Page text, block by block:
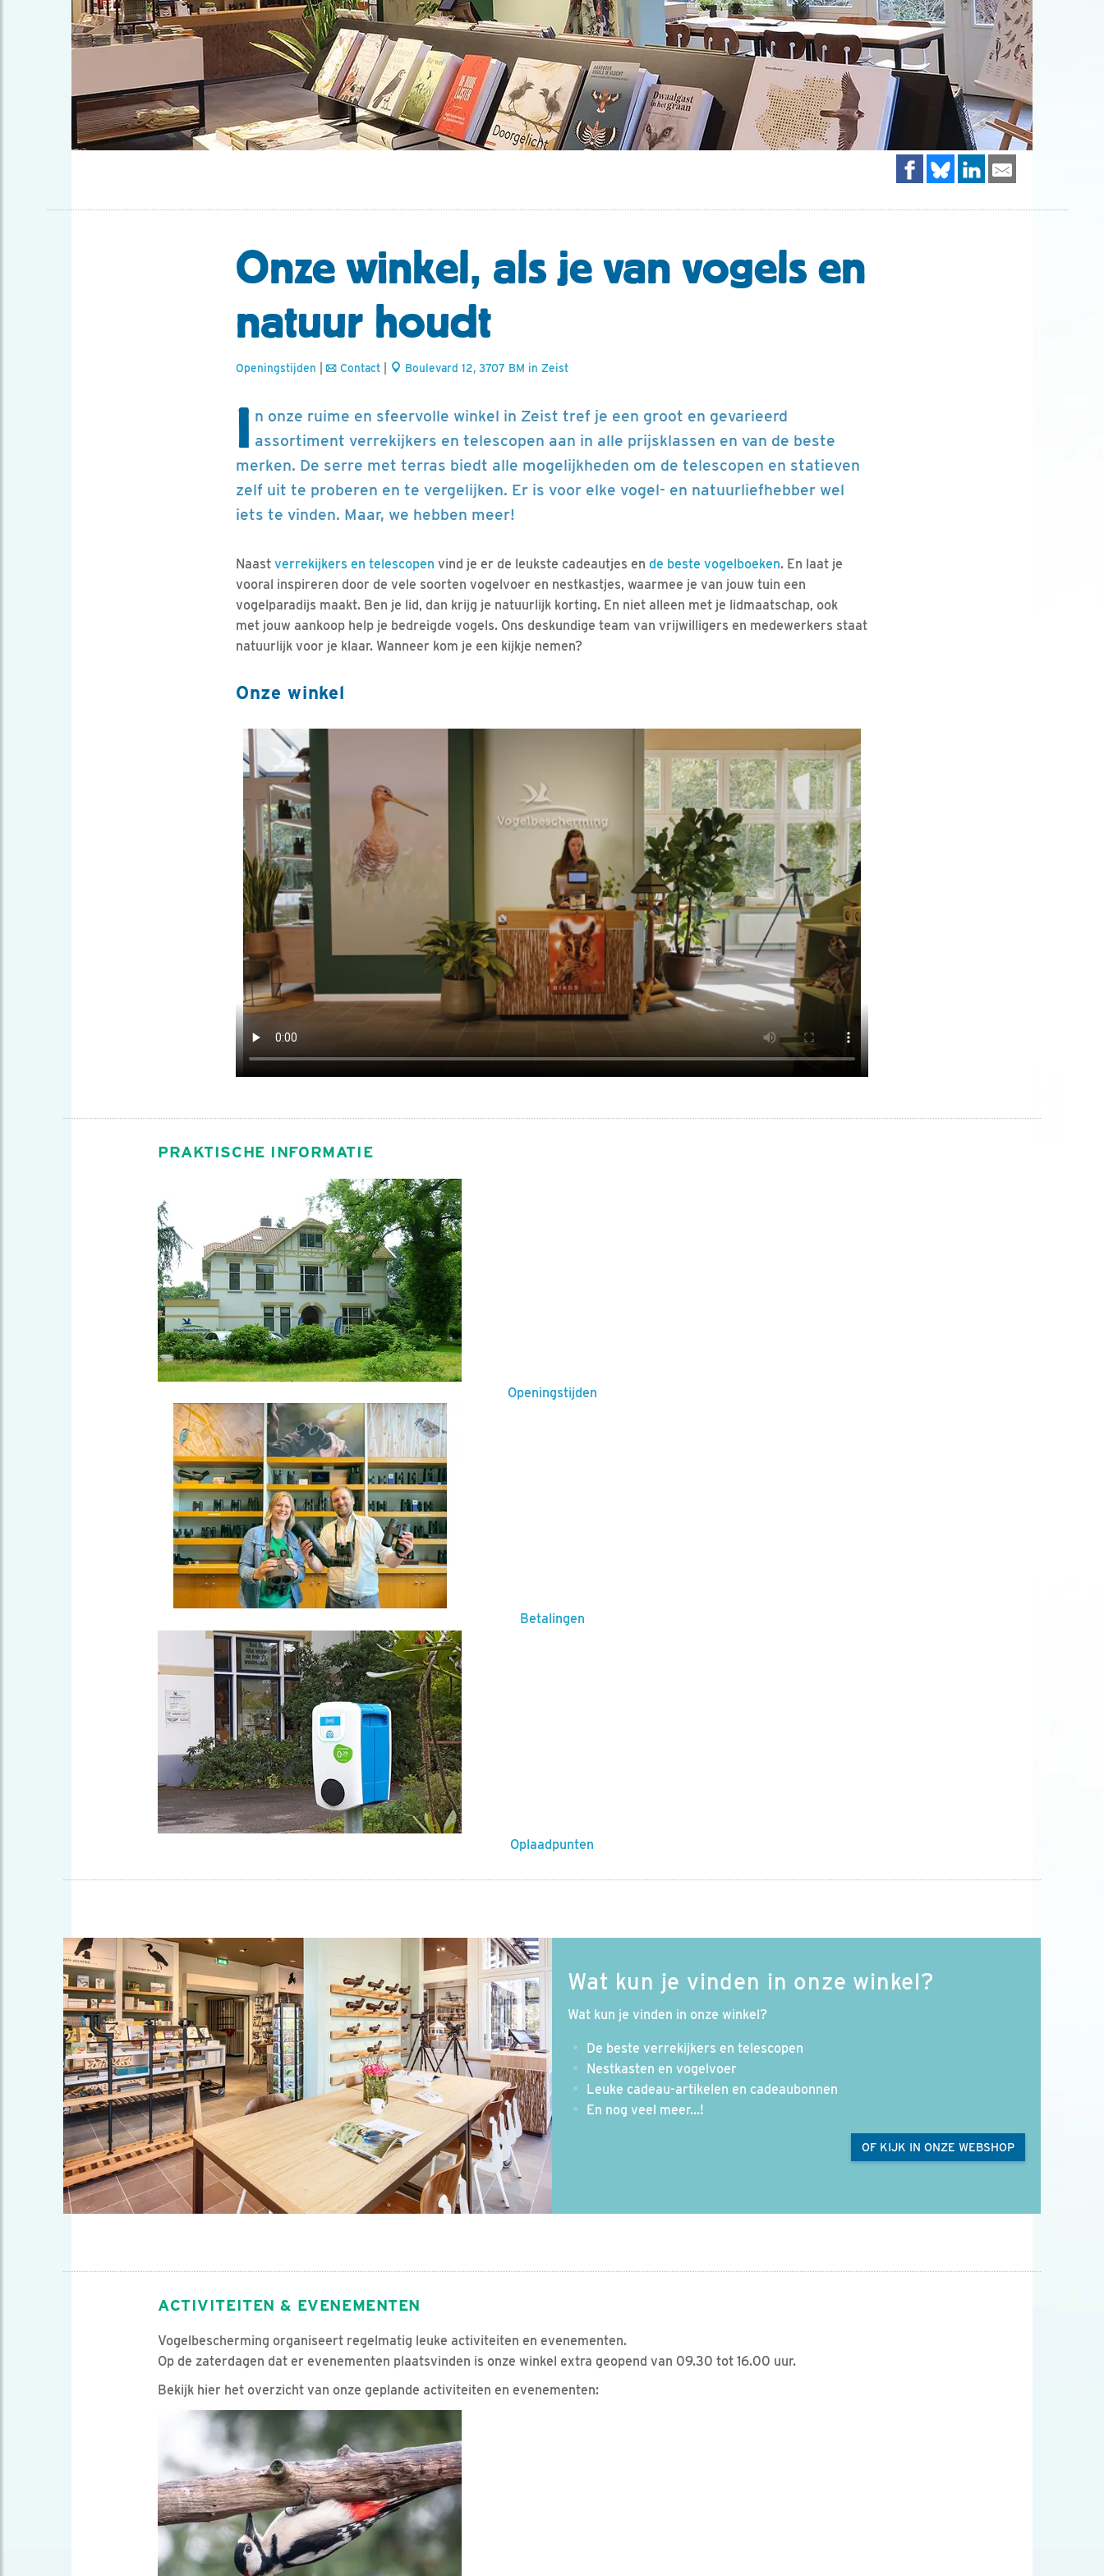
Onze winkel, als je van vogels en
natuur houdt
Openingstijden Contact Boulevard 12, 3707 BM in Zeist
I n onze ruime en sfeervolle winkel in Zeist tref je een groot en gevarieerd
assortiment verrekijkers en telescopen aan in alle prijsklassen en van de beste
merken. De serre met terras biedt alle mogelijkheden om de telescopen en statieven
zelf uit te proberen en te vergelijken. Er is voor elke vogel- en natuurliefhebber wel
iets te vinden. Maar, we hebben meer!
Naast verrekijkers en telescopen vind je er de leukste cadeautjes en de beste vogelboeken. En laat je
vooral inspireren door de vele soorten vogelvoer en nestkastjes, waarmee je van jouw tuin een
vogelparadijs maakt. Ben je lid, dan krijg je natuurlijk korting. En niet alleen met je lidmaatschap, ook
met jouw aankoop help je bedreigde vogels. Ons deskundige team van vrijwilligers en medewerkers staat
natuurlijk voor je klaar. Wanneer kom je een kijkje nemen?
Onze winkel
PRAKTISCHE INFORMATIE
Openingstijden
Betalingen
Oplaadpunten
Wat kun je vinden in onze winkel?
Wat kun je vinden in onze winkel?
De beste verrekijkers en telescopen
Nestkasten en vogelvoer
Leuke cadeau-artikelen en cadeaubonnen
En nog veel meer...!
OF KIJK IN ONZE WEBSHOP
ACTIVITEITEN & EVENEMENTEN
Vogelbescherming organiseert regelmatig leuke activiteiten en evenementen.
Op de zaterdagen dat er evenementen plaatsvinden is onze winkel extra geopend van 09.30 tot 16.00 uur.
Bekijk hier het overzicht van onze geplande activiteiten en evenementen: